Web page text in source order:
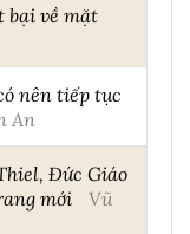
bại về mặt
nên tiếp tục
An
Đức Giáo
mới
Vũ